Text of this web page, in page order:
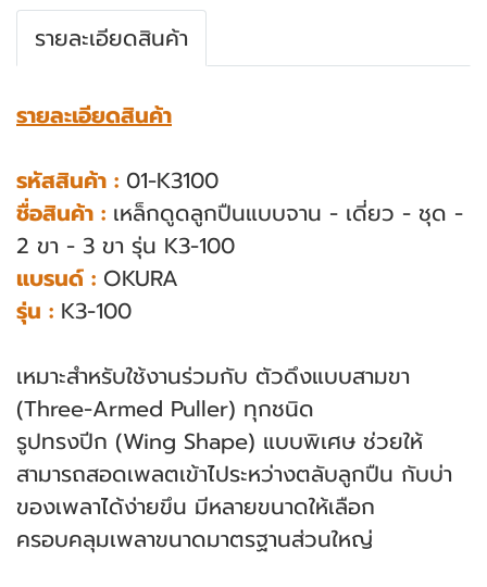
รายละเอียดสินค้า
รายละเอียดสินค้า
รหัสสินค้า : 01-K3100
ชื่อสินค้า : เหล็กดูดลูกปืนแบบจาน - เดี่ยว - ชุด -
2 ขา - 3 ขา รุ่น K3-100
แบรนด์ : OKURA
รุ่น : K3-100
เหมาะสําหรับใช้งานร่วมกับ ตัวดึงแบบสามขา
(Three-Armed Puller) ทุกชนิด
รูปทรงปีก (Wing Shape) แบบพิเศษ ช่วยให้
สามารถสอดเพลตเข้าไประหว่างตลับลูกปืน กับบ่า
ของเพลาได้ง่ายขึน มีหลายขนาดให้เลือก
ครอบคลุมเพลาขนาดมาตรฐานส่วนใหญ่